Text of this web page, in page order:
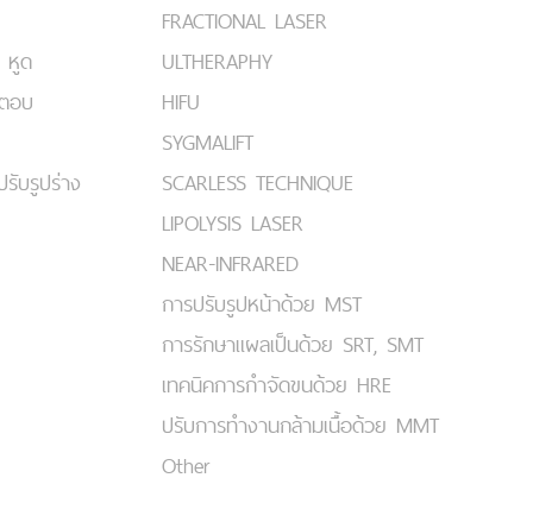
หูด
อบ
บรูปร่าง
FRACTIONAL LASER
ULTHERAPHY
HIFU
SYGMALIFT
SCARLESS TECHNIQUE
LIPOLYSIS LASER
NEAR-INFRARED
การปรับรูปหน้าด้วย MST
การรักษาแผลเป็นด้วย SRT, SMT
เทคนิคการกำจัดขนด้วย HRE
ปรับการทำงานกล้ามเนื้อด้วย MMT
Other